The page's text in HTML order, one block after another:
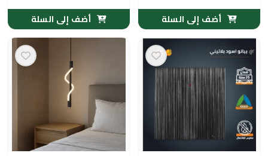
أضف إلى السلة أضف إلى السلة